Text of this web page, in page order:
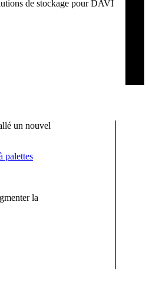
de stockage pour DAVI
un nouvel
palettes
la